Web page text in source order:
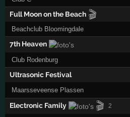
Full Moon on the Beach 🎬
Beachclub Bloomingdale
7th Heaven
Club Rodenburg
Ultrasonic Festival
Maarsseveense Plassen
Electronic Family 🎬 2